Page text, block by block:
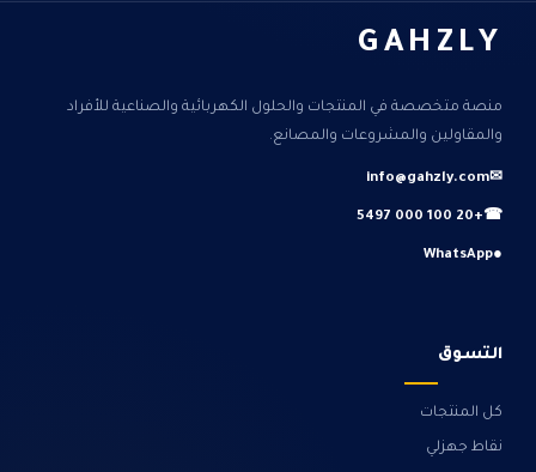
GAHZLY
منصة متخصصة في المنتجات والحلول الكهربائية والصناعية للأفراد
والمقاولين والمشروعات والمصانع.
✉
info@gahzly.com
☎
+20 100 000 5497
●
WhatsApp
التسوق
كل المنتجات
نقاط جهزلي